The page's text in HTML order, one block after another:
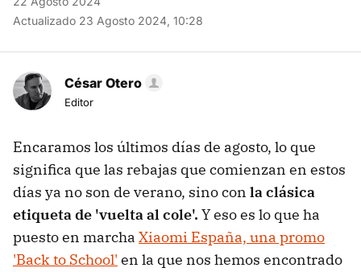
Actualizado 23 Agosto 2024, 10:28
César Otero
Editor
Encaramos los últimos días de agosto, lo que
significa que las rebajas que comienzan en estos
días ya no son de verano, sino con la clásica
etiqueta de 'vuelta al cole'. Y eso es lo que ha
puesto en marcha Xiaomi España, una promo
'Back to School' en la que nos hemos encontrado